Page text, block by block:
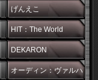
げんえこ
HIT：The World
DEKARON
オーディン：ヴァルハ